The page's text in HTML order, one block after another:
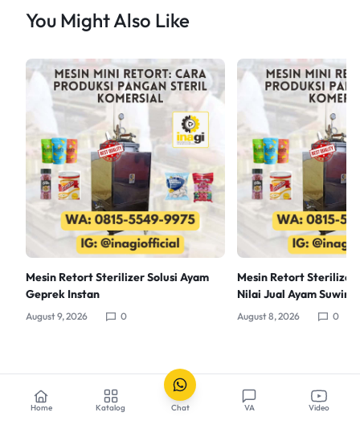
You Might Also Like
Mesin Retort Sterilizer Solusi Ayam
Geprek Instan
August 9, 2026 0
Mesin Retort
Nilai Jual Ayam Suwir
August 8, 2026 0
Home Katalog Chat VA Video